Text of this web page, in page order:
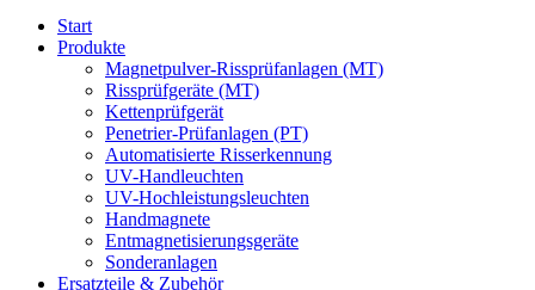
Start
Produkte
Magnetpulver-Rissprüfanlagen (MT)
Rissprüfgeräte (MT)
Kettenprüfgerät
Penetrier-Prüfanlagen (PT)
Automatisierte Risserkennung
UV-Handleuchten
UV-Hochleistungsleuchten
Handmagnete
Entmagnetisierungsgeräte
Sonderanlagen
Ersatzteile & Zubehör